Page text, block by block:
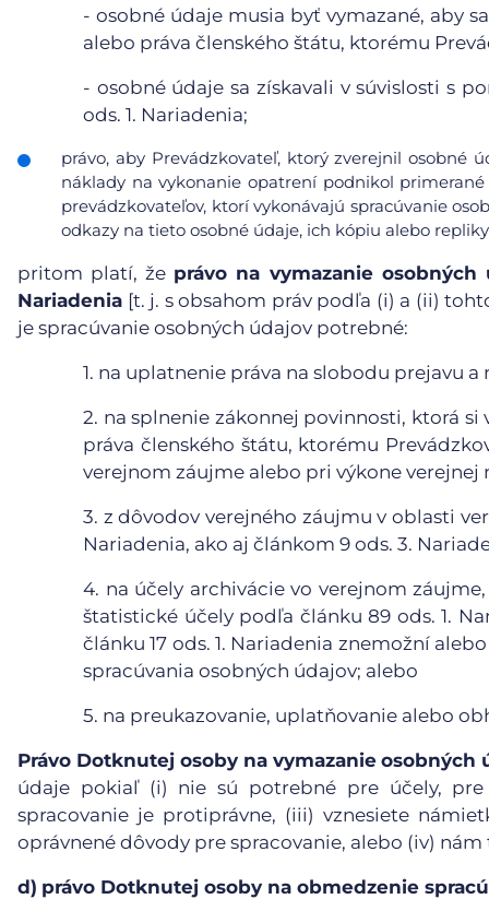
- osobné údaje musia byť vymazané, aby
alebo práva členského štátu, ktorému
- osobné údaje sa získavali v súvislosti s
ods. 1. Nariadenia;
právo, aby Prevádzkovateľ, ktorý zverejnil osobné
náklady na vykonanie opatrení podnikol
prevádzkovateľov, ktorí vykonávajú spracúvanie
odkazy na tieto osobné údaje, ich kópiu alebo
pritom platí, že právo na vymazanie
Nariadenia [t. j. s obsahom práv podľa (i) a (ii)
je spracúvanie osobných údajov potrebné:
1. na uplatnenie práva na slobodu prejavu a
2. na splnenie zákonnej povinnosti, ktorá
práva členského štátu, ktorému
verejnom záujme alebo pri výkone verejnej
3. z dôvodov verejného záujmu v oblasti
Nariadenia, ako aj článkom 9 ods. 3.
4. na účely archivácie vo verejnom
štatistické účely podľa článku 89 ods. 1.
článku 17 ods. 1. Nariadenia znemožní
spracúvania osobných údajov; alebo
5. na preukazovanie, uplatňovanie alebo
Právo Dotknutej osoby na vymazanie osobných
údaje pokiaľ (i) nie sú potrebné pre účely,
spracovanie je protiprávne, (iii) vznesiete
oprávnené dôvody pre spracovanie, alebo (iv)
d) právo Dotknutej osoby na obmedzenie